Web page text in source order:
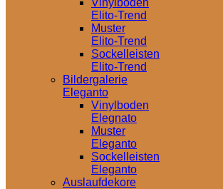
Vinylboden
Elito-Trend
Muster
Elito-Trend
Sockelleisten
Elito-Trend
Bildergalerie
Eleganto
Vinylboden
Elegnato
Muster
Eleganto
Sockelleisten
Eleganto
Auslaufdekore